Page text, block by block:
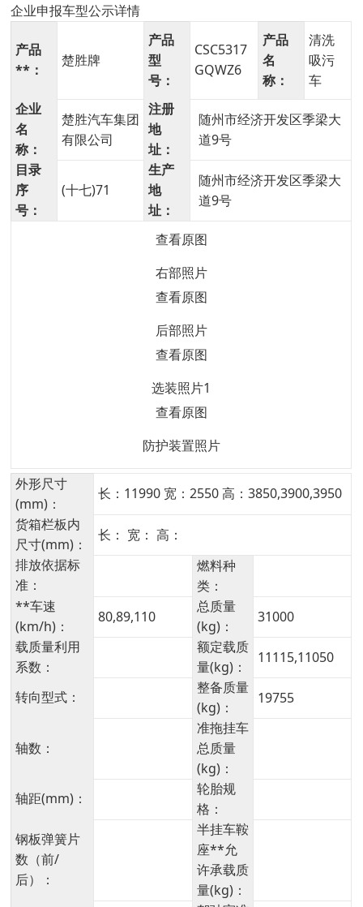
企业申报车型公示详情
产品
**：
楚胜牌
产品
型
号：
CSC5317
GQWZ6
产品
名
称：
清洗
吸污
车
企业
名
称：
楚胜汽车集团
有限公司
注册
地
址：
随州市经济开发区季梁大
道9号
目录
序
号：
(十七)71
生产
地
址：
随州市经济开发区季梁大
道9号
查看原图
右部照片
查看原图
后部照片
查看原图
选装照片1
查看原图
防护装置照片
外形尺寸
(mm)：
长：11990 宽：2550 高：3850,3900,3950
货箱栏板内
尺寸(mm)：
长： 宽： 高：
排放依据标
准：
燃料种
类：
**车速
(km/h)：
80,89,110
总质量
(kg)：
31000
载质量利用
系数：
额定载质
量(kg)：
11115,11050
转向型式：
整备质量
(kg)：
19755
轴数：
准拖挂车
总质量
(kg)：
轴距(mm)：
轮胎规
格：
钢板弹簧片
数（前/
后）：
半挂车鞍
座**允
许承载质
量(kg)：